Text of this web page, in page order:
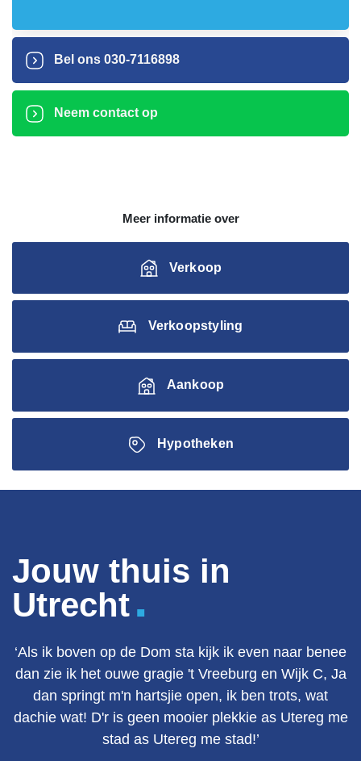
Bel ons 030-7116898
Neem contact op
Meer informatie over
Verkoop
Verkoopstyling
Aankoop
Hypotheken
Jouw thuis in
Utrecht.
‘Als ik boven op de Dom sta kijk ik even naar benee
dan zie ik het ouwe gragie 't Vreeburg en Wijk C, Ja
dan springt m'n hartsjie open, ik ben trots, wat
dachie wat! D'r is geen mooier plekkie as Utereg me
stad as Utereg me stad!’